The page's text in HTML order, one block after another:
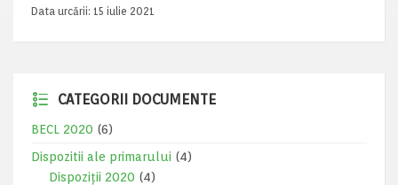
Data urcării: 15 iulie 2021
CATEGORII DOCUMENTE
BECL 2020 (6)
Dispozitii ale primarului (4)
Dispoziții 2020 (4)